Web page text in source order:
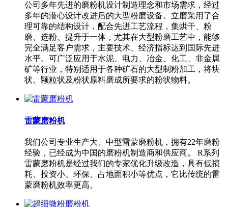
公司多年先进的磨粉机设计制造理念和市场需求，经过
多年的潜心设计改进后的大型粉磨设备。立磨采用了合
理可靠的结构设计，配合先进工艺流程，集烘干、粉
磨、选粉、提升于一体，尤其在大型粉磨工艺中，能够
完全满足客户需求，主要技术、经济指标达到国际先进
水平。可广泛应用于水泥、电力、冶金、化工、非金属
矿等行业，特别适用于各种矿石的大型制粉加工，将块
状、颗粒状及粉状原料磨成所要求的粉状物料。
雷蒙磨粉机
我们公司专业生产大、中型雷蒙磨粉机，拥有22年磨粉
经验，已经成为中国的磨粉机制造商和供应商。 R系列
雷蒙磨粉机是经过我们的专家优化升级改造，具有低损
耗、投资小、环保、占地面积小等优点，它比传统的雷
蒙磨粉机效率更高。